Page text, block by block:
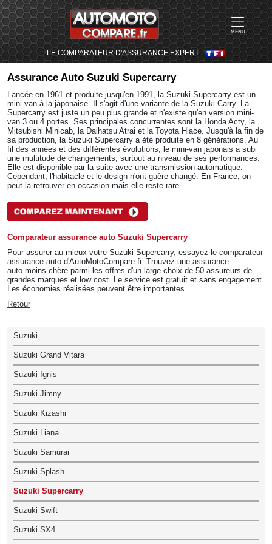
MENU
LE COMPARATEUR D'ASSURANCE EXPERT
Assurance Auto Suzuki Supercarry
Lancée en 1961 et produite jusqu'en 1991, la Suzuki Supercarry est un
mini-van à la japonaise. Il s'agit d'une variante de la Suzuki Carry. La
Supercarry est juste un peu plus grande et n'existe qu'en version mini-
van 3 ou 4 portes. Ses principales concurrentes sont la Honda Acty, la
Mitsubishi Minicab, la Daihatsu Atrai et la Toyota Hiace. Jusqu'à la fin de
sa production, la Suzuki Supercarry a été produite en 8 générations. Au
fil des années et des différentes évolutions, le mini-van japonais a subi
une multitude de changements, surtout au niveau de ses performances.
Elle est disponible par la suite avec une transmission automatique.
Cependant, l'habitacle et le design n'ont guère changé. En France, on
peut la retrouver en occasion mais elle reste rare.
Comparateur assurance auto Suzuki Supercarry
Pour assurer au mieux votre Suzuki Supercarry, essayez le comparateur
assurance auto d'AutoMotoCompare.fr. Trouvez une assurance
auto moins chère parmi les offres d'un large choix de 50 assureurs de
grandes marques et low cost. Le service est gratuit et sans engagement.
Les économies réalisées peuvent être importantes.
Retour
Suzuki
Suzuki Grand Vitara
Suzuki Ignis
Suzuki Jimny
Suzuki Kizashi
Suzuki Liana
Suzuki Samurai
Suzuki Splash
Suzuki Supercarry
Suzuki Swift
Suzuki SX4